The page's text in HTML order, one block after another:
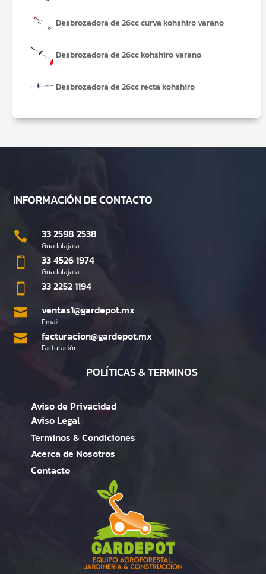
Desbrozadora de 26cc curva kohshiro varano
Desbrozadora de 26cc kohshiro varano
Desbrozadora de 26cc recta kohshiro
INFORMACIÓN DE CONTACTO
 33 2598 2538
Guadalajara
 33 4526 1974
Guadalajara
 33 2252 1194
 ventas1@gardepot.mx
Email
 facturacion@gardepot.mx
Facturación
POLÍTICAS & TERMINOS
Aviso de Privacidad
Aviso Legal
Terminos & Condiciones
Acerca de Nosotros
Contacto